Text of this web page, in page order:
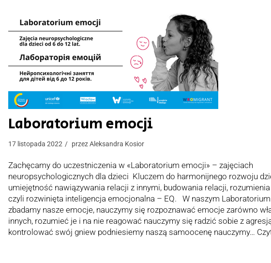
Laboratorium emocji
17 listopada 2022 przezAleksandra Kosior
Zachęcamy do uczestniczenia w «Laboratorium emocji» – zajęciach
neuropsychologicznych dla dzieci Kluczem do harmonijnego rozwoju
umiejętność nawiązywania relacji z innymi, budowania relacji,
czyli rozwinięta inteligencja emocjonalna – EQ. W naszym
zbadamy nasze emocje, nauczymy się rozpoznawać emocje zarówno
innych, rozumieć je i na nie reagować nauczymy się radzić sobie z
kontrolować swój gniew podniesiemy naszą samoocenę nauczymy…